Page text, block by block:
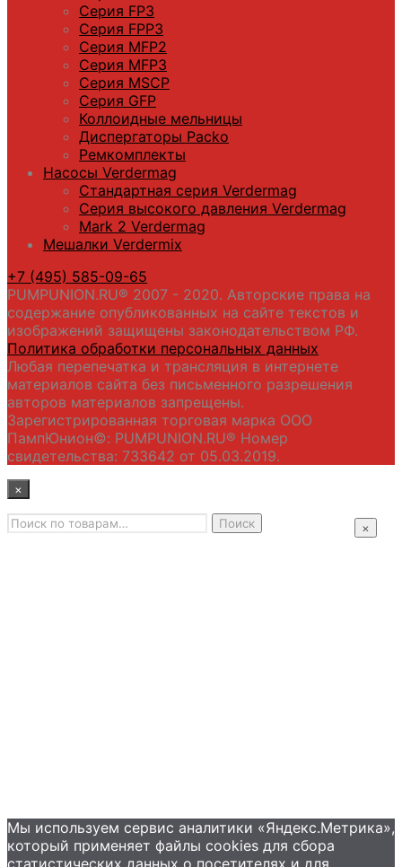
Серия FP3
Серия FPP3
Серия МFP2
Серия МFP3
Серия MSCP
Серия GFP
Коллоидные мельницы
Диспергаторы Packo
Ремкомплекты
Насосы Verdermag
Стандартная серия Verdermag
Серия высокого давления Verdermag
Mark 2 Verdermag
Мешалки Verdermix
+7 (495) 585-09-65
PUMPUNION.RU® 2007 - 2020. Авторские права на
содержание опубликованных на сайте текстов и
изображений защищены законодательством РФ.
Политика обработки персональных данных
Любая перепечатка и трансляция в интернете
материалов сайта без письменного разрешения
авторов материалов запрещены.
Зарегистрированная торговая марка ООО
ПампЮнион©: PUMPUNION.RU® Номер
свидетельства: 733642 от 05.03.2019.
×
Главная
×
Искать: Поиск
Мы используем сервис аналитики «Яндекс.Метрика»,
который применяет файлы сookies для сбора
статистических данных о посетителях и для